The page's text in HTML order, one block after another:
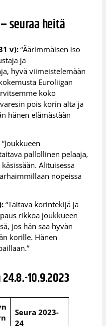
seuraa heitä
v): “Äärimmäisen iso
ja
hyvä viimeistelemään
Euroliigan
koko
pois korin alta ja
hänen elämästään
“Joukkueen
pallollinen pelaaja,
Alituisessa
nopeissa
“Taitava korintekijä ja
rikkoa joukkueen
jos hän saa hyvän
korille. Hänen
10.9.2023
Seura 2023-
24